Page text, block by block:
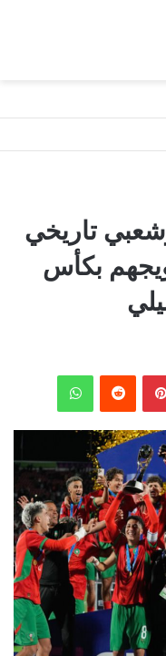
تاريخي
بكأس
بينتيريست